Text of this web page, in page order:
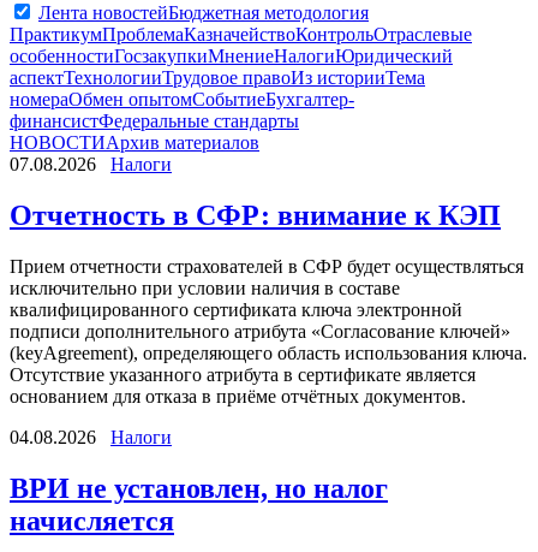
Лента новостейБюджетная методология
ПрактикумПроблемаКазначействоКонтрольОтраслевые
особенностиГосзакупкиМнениеНалогиЮридический
аспектТехнологииТрудовое правоИз историиТема
номераОбмен опытомСобытиеБухгалтер-
финансистФедеральные стандарты
НОВОСТИАрхив материалов
07.08.2026
Налоги
Отчетность в СФР: внимание к КЭП
Прием отчетности страхователей в СФР будет осуществляться
исключительно при условии наличия в составе
квалифицированного сертификата ключа электронной
подписи дополнительного атрибута «Согласование ключей»
(keyAgreement), определяющего область использования ключа.
Отсутствие указанного атрибута в сертификате является
основанием для отказа в приёме отчётных документов.
04.08.2026
Налоги
ВРИ не установлен, но налог
начисляется